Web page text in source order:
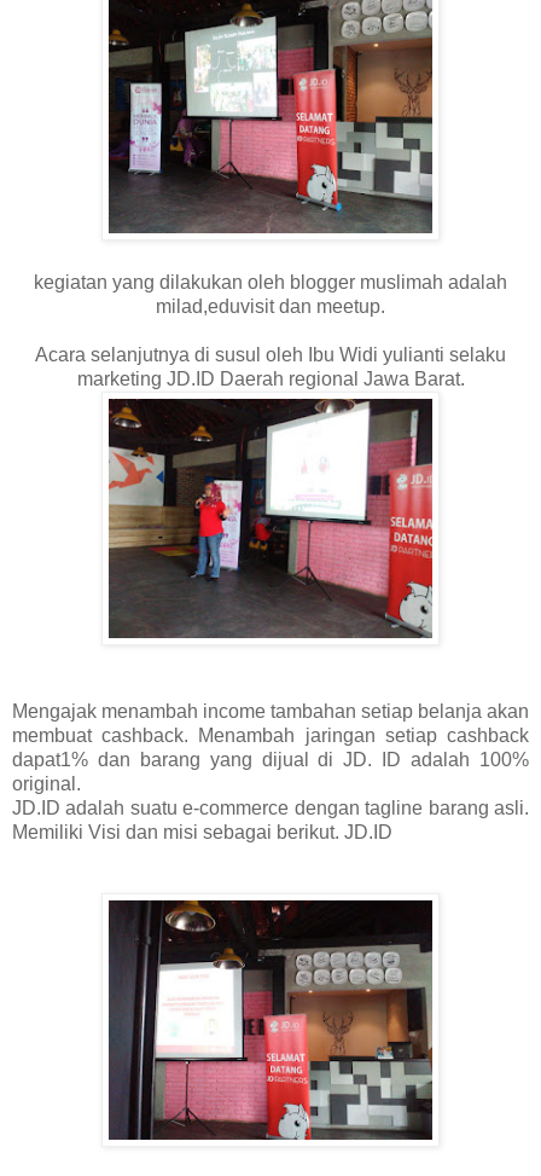
kegiatan yang dilakukan oleh blogger muslimah adalah
milad,eduvisit dan meetup.
Acara selanjutnya di susul oleh Ibu Widi yulianti selaku
marketing JD.ID Daerah regional Jawa Barat.
Mengajak menambah income tambahan setiap belanja akan
membuat cashback. Menambah jaringan setiap cashback
dapat1% dan barang yang dijual di JD. ID adalah 100%
original.
JD.ID adalah suatu e-commerce dengan tagline barang asli.
Memiliki Visi dan misi sebagai berikut. JD.ID